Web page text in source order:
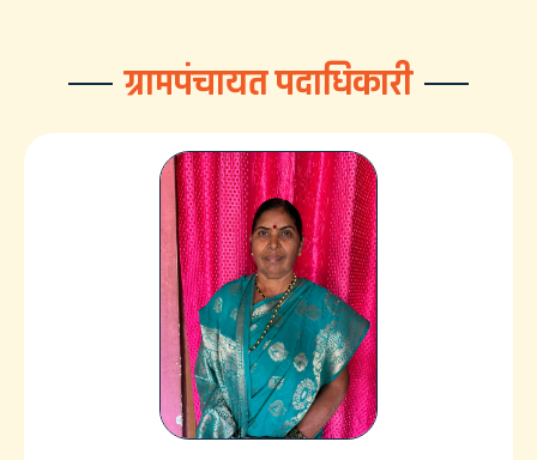
ग्रामपंचायत पदाधिकारी